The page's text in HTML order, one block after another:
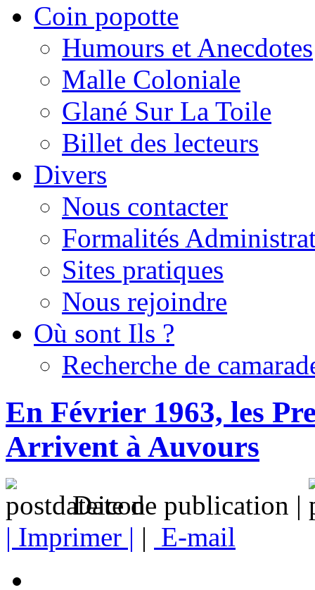
Coin popotte
Humours et Anecdotes
Malle Coloniale
Glané Sur La Toile
Billet des lecteurs
Divers
Nous contacter
Formalités
Sites pratiques
Nous rejoindre
Où sont Ils ?
Recherche de
En Février 1963, les
Arrivent à Auvours
Date de publication |
| Imprimer | | E-mail